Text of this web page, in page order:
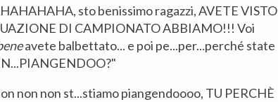
sto benissimo ragazzi, AVETE VISTO
DI CAMPIONATO ABBIAMO!!! Voi
avete balbettato... e poi pe...per...perché state
non non st...stiamo piangendoooo, TU PERCHÈ